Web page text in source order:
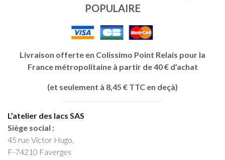
POPULAIRE
Livraison offerte en Colissimo Point Relais pour la
France métropolitaine à partir de 40 € d’achat
(et seulement à 8,45 € TTC en deçà)
L’atelier des lacs SAS
Siège social :
45 rue Victor Hugo,
F-74210 Faverges